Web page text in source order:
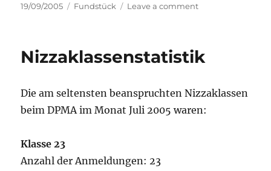
Posted
19/09/2005 Categories
Fundstück Leave a commenton
Nizzaklassenstatistik
Die am seltensten beanspruchten Nizzaklassen
beim DPMA im Monat Juli 2005 waren:
Klasse 23
Anzahl der Anmeldungen: 23